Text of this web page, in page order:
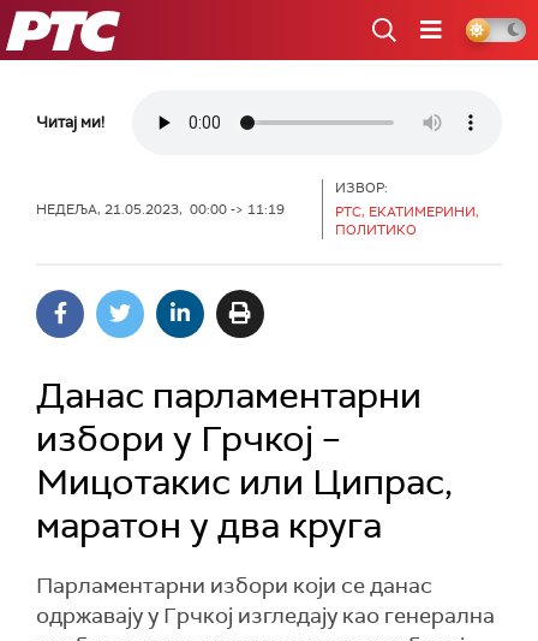
РТС
Читај ми!
НЕДЕЉА, 21.05.2023, 00:00 -> 11:19
ИЗВОР:
РТС, ЕКАТИМЕРИНИ,
ПОЛИТИКО
Данас парламентарни
избори у Грчкој –
Мицотакис или Ципрас,
маратон у два круга
Парламентарни избори који се данас
одржавају у Грчкој изгледају као генерална